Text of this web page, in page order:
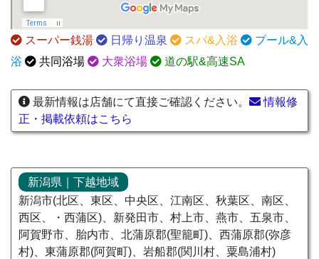
スーパー銭湯 日帰り温泉 スパ&入浴
プール&入
浴
共同浴場 大衆浴場 道の駅&高速SA
最新情報は店舗にて直接ご確認ください。
情報修
正・掲載依頼はこちら
新潟県｜下越地域
新潟市(北区、東区、中央区、江南区、秋葉区、南区、
西区、・西蒲区)、新発田市、村上市、燕市、五泉市、
阿賀野市、胎内市、北蒲原郡(聖籠町)、西蒲原郡(弥彦
村)、東蒲原郡(阿賀町)、岩船郡(関川村、粟島浦村)